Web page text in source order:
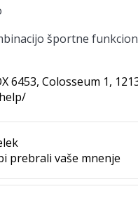
športne
6453, Colosseum 1,
prebrali vaše mnenje